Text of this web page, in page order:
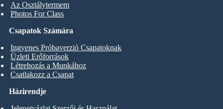
Az Osztálytermem
Photos For Class
Csapatok Számára
Ingyenes Próbaverzió Csapatoknak
Üzleti Erőforrások
Létrehozás a Munkához
Csatlakozz a Csapat
Házirendje